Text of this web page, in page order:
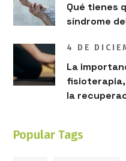
Qué tienes
síndrome
4 DE
La
la
Popular Tags